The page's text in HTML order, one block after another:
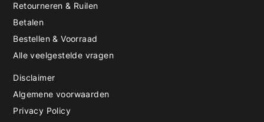
Retourneren & Ruilen
Betalen
Bestellen & Voorraad
Alle veelgestelde vragen
Disclaimer
Algemene voorwaarden
Privacy Policy